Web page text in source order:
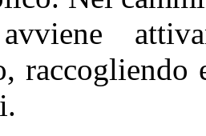
avviene
raccogliendo